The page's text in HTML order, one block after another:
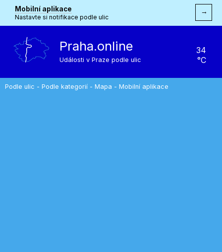
Mobilní aplikace
Nastavte si notifikace podle ulic
→
Praha.online
Události v Praze podle ulic
34
°C
Podle ulic - Podle kategorií - Mapa - Mobilní aplikace